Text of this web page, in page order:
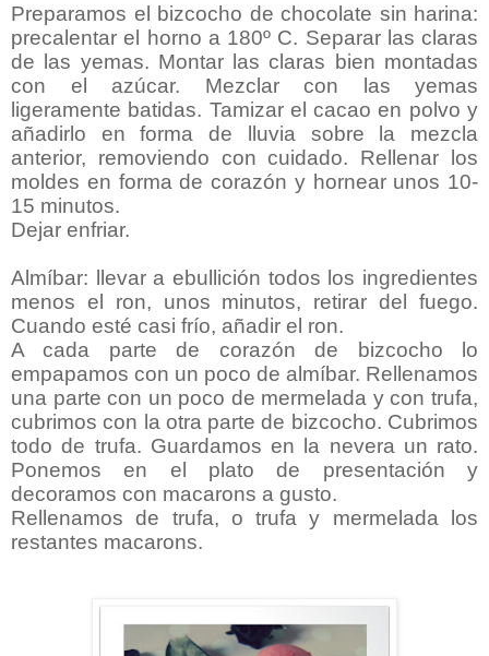
Preparamos el bizcocho de chocolate sin harina:
precalentar el horno a 180º C. Separar las claras
de las yemas. Montar las claras bien montadas
con el azúcar. Mezclar con las yemas
ligeramente batidas. Tamizar el cacao en polvo y
añadirlo en forma de lluvia sobre la mezcla
anterior, removiendo con cuidado. Rellenar los
moldes en forma de corazón y hornear unos 10-
15 minutos.
Dejar enfriar.
Almíbar: llevar a ebullición todos los ingredientes
menos el ron, unos minutos, retirar del fuego.
Cuando esté casi frío, añadir el ron.
A cada parte de corazón de bizcocho lo
empapamos con un poco de almíbar. Rellenamos
una parte con un poco de mermelada y con trufa,
cubrimos con la otra parte de bizcocho. Cubrimos
todo de trufa. Guardamos en la nevera un rato.
Ponemos en el plato de presentación y
decoramos con macarons a gusto.
Rellenamos de trufa, o trufa y mermelada los
restantes macarons.